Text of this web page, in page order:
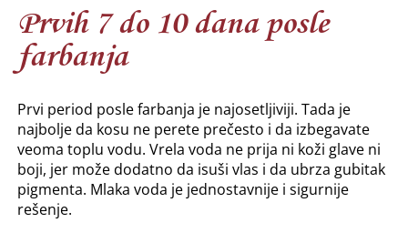
Prvih 7 do 10 dana posle
farbanja
Prvi period posle farbanja je najosetljiviji. Tada je
najbolje da kosu ne perete prečesto i da izbegavate
veoma toplu vodu. Vrela voda ne prija ni koži glave ni
boji, jer može dodatno da isuši vlas i da ubrza gubitak
pigmenta. Mlaka voda je jednostavnije i sigurnije
rešenje.